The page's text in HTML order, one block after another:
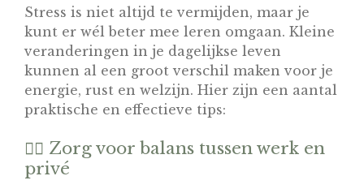
Stress is niet altijd te vermijden, maar je
kunt er wél beter mee leren omgaan. Kleine
veranderingen in je dagelijkse leven
kunnen al een groot verschil maken voor je
energie, rust en welzijn. Hier zijn een aantal
praktische en effectieve tips:
🧘‍♀️ Zorg voor balans tussen werk en
privé